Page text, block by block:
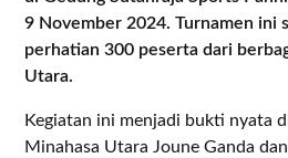
9 November 2024. Turnamen ini
perhatian 300 peserta dari
Utara.
Kegiatan ini menjadi bukti nyata
Minahasa Utara Joune Ganda